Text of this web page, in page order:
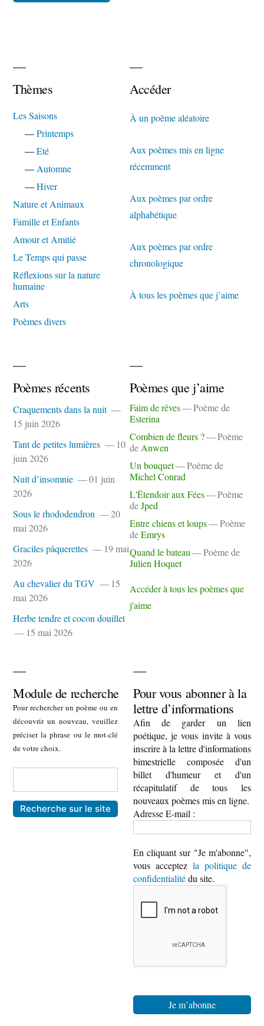
Thèmes
Les Saisons
—Printemps
—Eté
—Automne
—Hiver
Nature et Animaux
Famille et Enfants
Amour et Amitié
Le Temps qui passe
Réflexions sur la nature
humaine
Arts
Poèmes divers
Accéder
À un poème aléatoire
Aux poèmes mis en ligne
récemment
Aux poèmes par ordre
alphabétique
Aux poèmes par ordre
chronologique
À tous les poèmes que j’aime
Poèmes récents
Craquements dans la nuit
15 juin 2026
Tant de petites lumières
10
juin 2026
Nuit d’insomnie
01 juin
2026
Sous le rhododendron
20
mai 2026
Graciles pâquerettes
19 mai
2026
Au chevalier du TGV
15
mai 2026
Herbe tendre et cocon douillet
15 mai 2026
Poèmes que j’aime
Faim de rêves
Poème de
Esterina
Combien de fleurs ?
Poème
deAnwen
Un bouquet
Poème de
Michel Conrad
L'Étendoir aux Fées
Poème
deJped
Entre chiens et loups
Poème
deEmrys
Quand le bateau
Poème de
Julien Hoquet
Accéder à tous les poèmes que
j'aime
Module de recherche
Pour rechercher un poème ou en
découvrir un nouveau, veuillez
préciser la phrase ou le mot-clé
de votre choix.
Pour vous abonner à la
lettre d’informations
Afin de garder un lien
poétique, je vous invite à vous
inscrire à la lettre d'informations
bimestrielle composée d'un
billet d'humeur et d'un
récapitulatif de tous les
nouveaux poèmes mis en ligne.
Adresse E-mail :
En cliquant sur "Je m'abonne",
vous acceptez la politique de
confidentialitédu site.